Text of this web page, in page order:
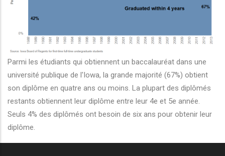
actions supplémentaires
Parmi les étudiants qui obtiennent un baccalauréat dans une
université publique de l'Iowa, la grande majorité (67%) obtient
son diplôme en quatre ans ou moins. La plupart des diplômés
restants obtiennent leur diplôme entre leur 4e et 5e année.
Seuls 4% des diplômés ont besoin de six ans pour obtenir leur
diplôme.